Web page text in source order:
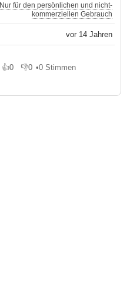
Nur für den persönlichen und nicht-
kommerziellen Gebrauch
vor 14 Jahren
👍0
Gefällt mir
👎0
Gefällt mir nicht
•0 Stimmen